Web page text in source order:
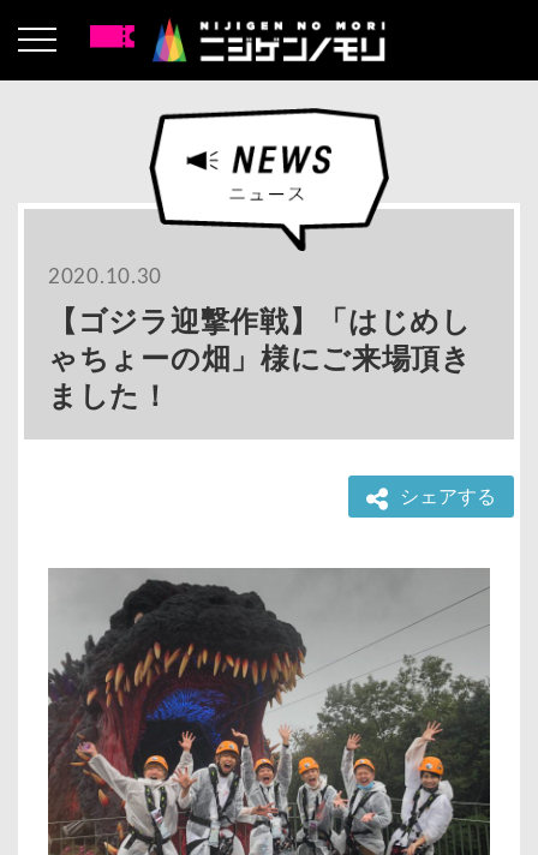
2020.10.30
【ゴジラ迎撃作戦】「はじめし
ゃちょーの畑」様にご来場頂き
ました！
シェアする